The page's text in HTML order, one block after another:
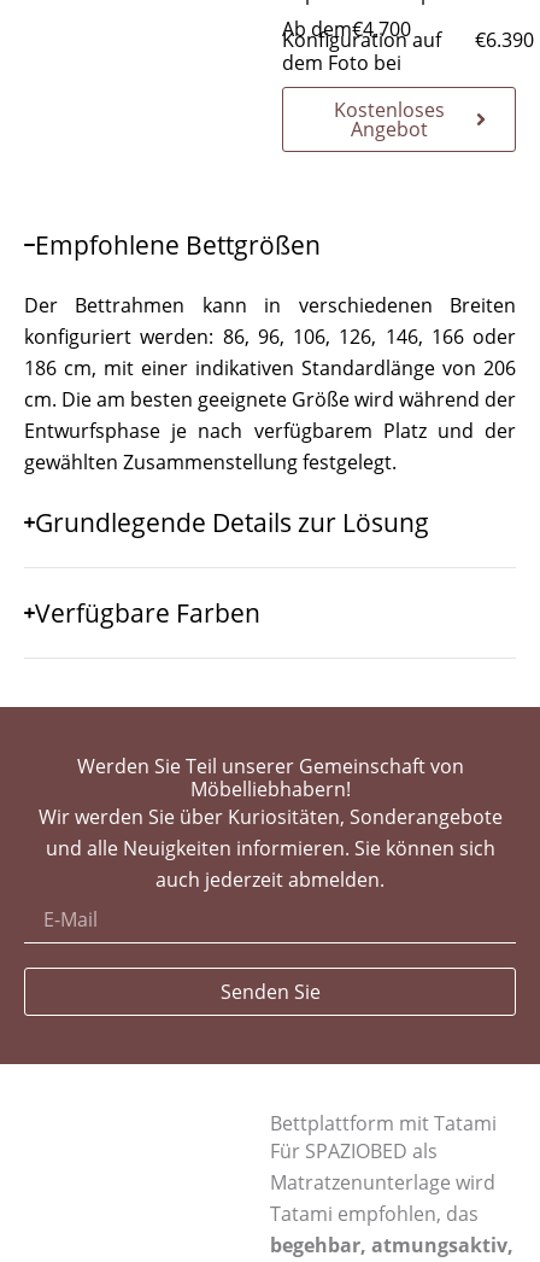
Ab dem€4.700
Konfiguration auf
dem Foto bei
€6.390
Kostenloses
Angebot
Empfohlene Bettgrößen
Der Bettrahmen kann in verschiedenen Breiten
konfiguriert werden: 86, 96, 106, 126, 146, 166 oder
186 cm, mit einer indikativen Standardlänge von 206
cm. Die am besten geeignete Größe wird während der
Entwurfsphase je nach verfügbarem Platz und der
gewählten Zusammenstellung festgelegt.
Grundlegende Details zur Lösung
Verfügbare Farben
Werden Sie Teil unserer Gemeinschaft von
Möbelliebhabern!
Wir werden Sie über Kuriositäten, Sonderangebote
und alle Neuigkeiten informieren. Sie können sich
auch jederzeit abmelden.
Senden Sie
Bettplattform mit Tatami
Für SPAZIOBED als
Matratzenunterlage wird
Tatami empfohlen, das
begehbar, atmungsaktiv,